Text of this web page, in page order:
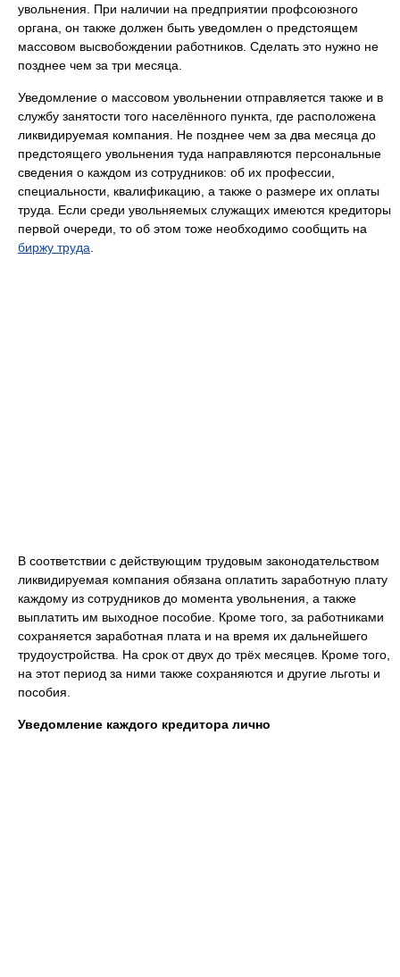
увольнения. При наличии на предприятии профсоюзного
органа, он также должен быть уведомлен о предстоящем
массовом высвобождении работников. Сделать это нужно не
позднее чем за три месяца.
Уведомление о массовом увольнении отправляется также и в
службу занятости того населённого пункта, где расположена
ликвидируемая компания. Не позднее чем за два месяца до
предстоящего увольнения туда направляются персональные
сведения о каждом из сотрудников: об их профессии,
специальности, квалификацию, а также о размере их оплаты
труда. Если среди увольняемых служащих имеются кредиторы
первой очереди, то об этом тоже необходимо сообщить на
биржу труда.
В соответствии с действующим трудовым законодательством
ликвидируемая компания обязана оплатить заработную плату
каждому из сотрудников до момента увольнения, а также
выплатить им выходное пособие. Кроме того, за работниками
сохраняется заработная плата и на время их дальнейшего
трудоустройства. На срок от двух до трёх месяцев. Кроме того,
на этот период за ними также сохраняются и другие льготы и
пособия.
Уведомление каждого кредитора лично